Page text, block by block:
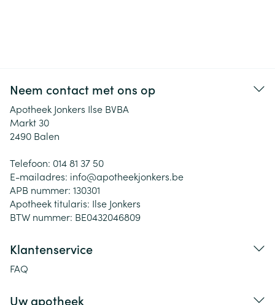
Neem contact met ons op
Apotheek Jonkers Ilse BVBA
Markt 30
2490 Balen
Telefoon: 014 81 37 50
E-mailadres: info@apotheekjonkers.be
APB nummer: 130301
Apotheek titularis: Ilse Jonkers
BTW nummer: BE0432046809
Klantenservice
FAQ
Uw apotheek